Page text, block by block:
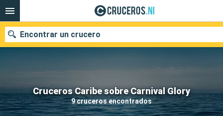
Cruceros Caribe sobre Carnival Glory
9 cruceros encontrados
Encontrar un crucero
Nuestros destinos
Fecha de salida